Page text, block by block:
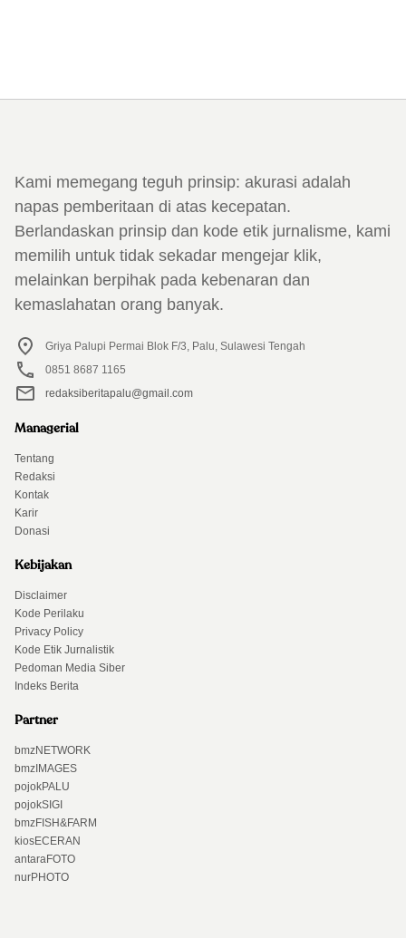
Kami memegang teguh prinsip: akurasi adalah
napas pemberitaan di atas kecepatan.
Berlandaskan prinsip dan kode etik jurnalisme, kami
memilih untuk tidak sekadar mengejar klik,
melainkan berpihak pada kebenaran dan
kemaslahatan orang banyak.
Griya Palupi Permai Blok F/3, Palu, Sulawesi Tengah
0851 8687 1165
redaksiberitapalu@gmail.com
Managerial
Tentang
Redaksi
Kontak
Karir
Donasi
Kebijakan
Disclaimer
Kode Perilaku
Privacy Policy
Kode Etik Jurnalistik
Pedoman Media Siber
Indeks Berita
Partner
bmzNETWORK
bmzIMAGES
pojokPALU
pojokSIGI
bmzFISH&FARM
kiosECERAN
antaraFOTO
nurPHOTO